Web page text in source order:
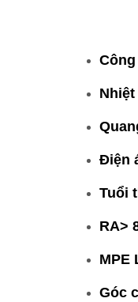
Nhiệt
Điện
Tuổi
RA>
MPE
Góc